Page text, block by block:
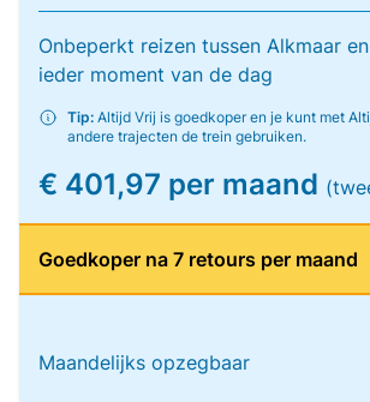
Onbeperkt reizen tussen Alkmaar
ieder moment van de dag
Tip: Altijd Vrij is goedkoper en je kunt met
andere trajecten de trein gebruiken.
€ 401,97 per maand
Goedkoper na 7 retours per maand
Maandelijks opzegbaar